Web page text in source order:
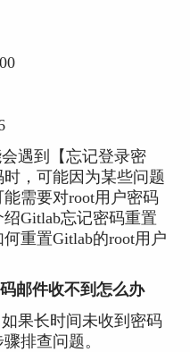
遇到【忘记登录密
，可能因为某些问题
需要对root用户密码
Gitlab忘记密码重置
重置Gitlab的root用户
邮件收不到怎么办
果长时间未收到密码
排查问题。